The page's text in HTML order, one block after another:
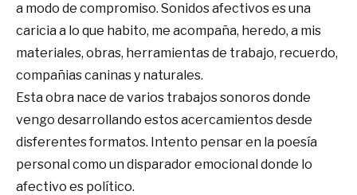
a modo de compromiso. Sonidos afectivos es una
caricia a lo que habito, me acompaña, heredo, a mis
materiales, obras, herramientas de trabajo, recuerdo,
compañias caninas y naturales.
Esta obra nace de varios trabajos sonoros donde
vengo desarrollando estos acercamientos desde
disferentes formatos. Intento pensar en la poesía
personal como un disparador emocional donde lo
afectivo es político.